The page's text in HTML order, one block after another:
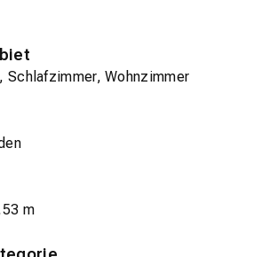
Schlafzimmer, Wohnzimmer
m